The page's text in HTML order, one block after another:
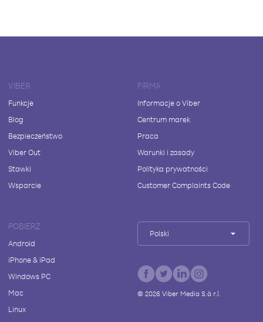
VIBER
Funkcje
Blog
Bezpieczeństwo
Viber Out
Stawki
Wsparcie
FIRMA
Informacje o Viber
Centrum marek
Praca
Warunki i zasady
Polityka prywatności
Customer Complaints Code
POBIERZ
Android
iPhone & iPad
Windows PC
Mac
Linux
Polski
© 2026Viber Media S.à r.l.